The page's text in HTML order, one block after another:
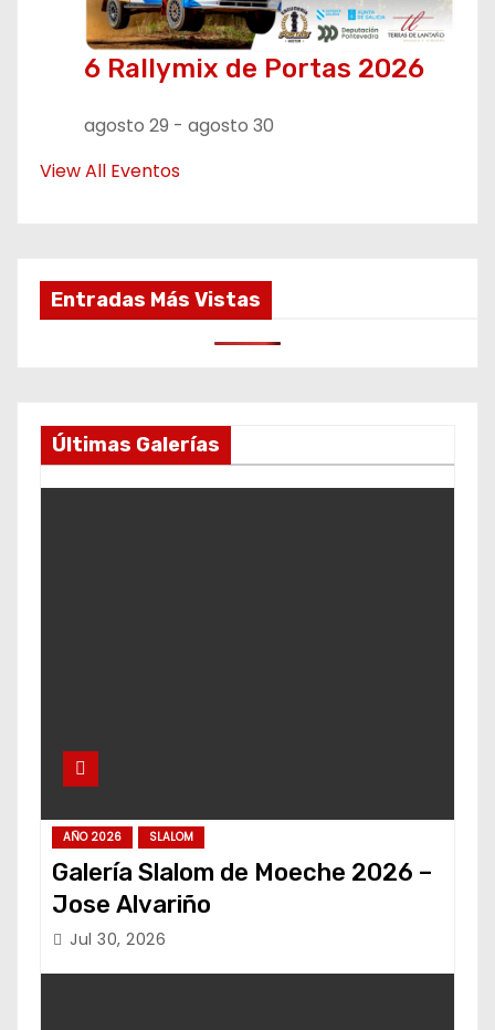
6 Rallymix de Portas 2026
agosto 29 - agosto 30
View All Eventos
Entradas Más Vistas
Últimas Galerías
AÑO 2026 SLALOM
Galería Slalom de Moeche 2026 –
Jose Alvariño
Jul 30, 2026